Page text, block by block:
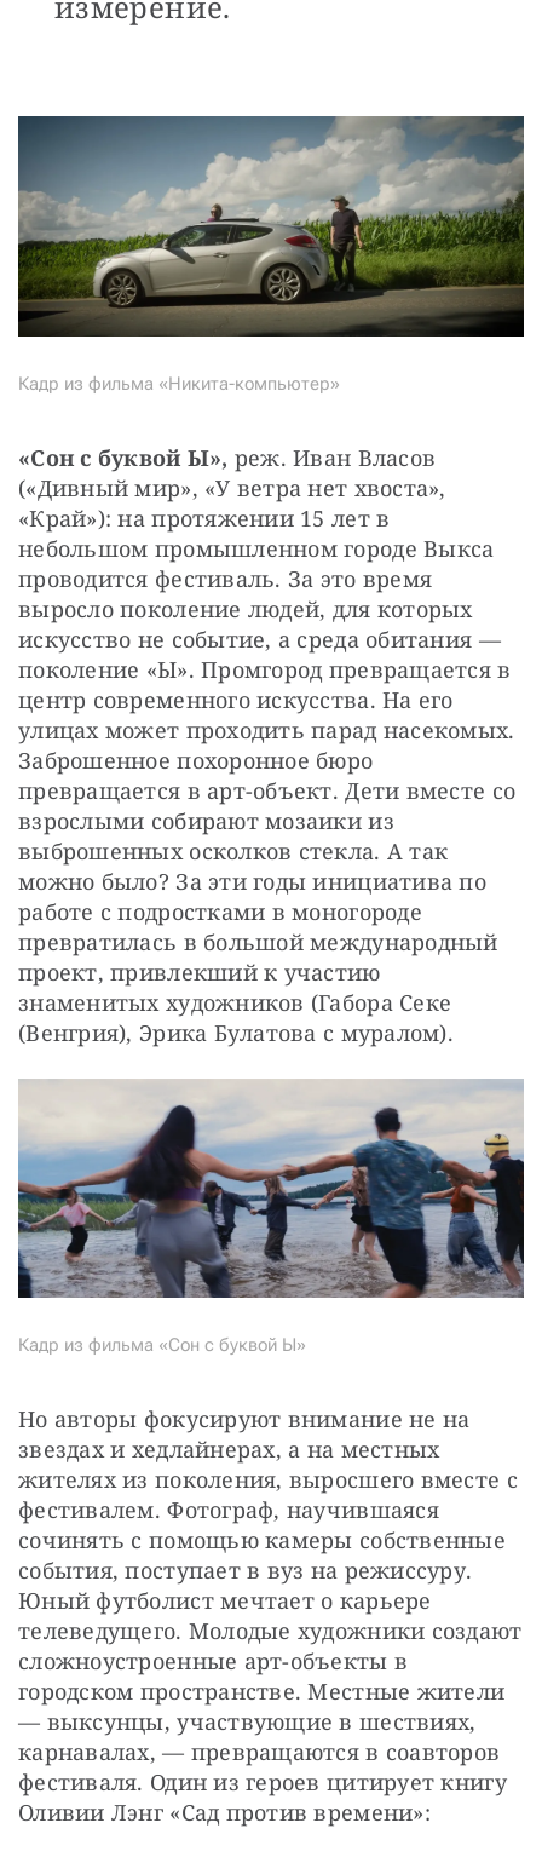
Кадр из фильма «Никита-компьютер»
«Сон с буквой Ы», реж. Иван Власов
(«Дивный мир», «У ветра нет хвоста»,
«Край»): на протяжении 15 лет в
небольшом промышленном городе Выкса
проводится фестиваль. За это время
выросло поколение людей, для которых
искусство не событие, а среда обитания —
поколение «Ы». Промгород превращается в
центр современного искусства. На его
улицах может проходить парад насекомых.
Заброшенное похоронное бюро
превращается в арт-объект. Дети вместе со
взрослыми собирают мозаики из
выброшенных осколков стекла. А так
можно было? За эти годы инициатива по
работе с подростками в моногороде
превратилась в большой международный
проект, привлекший к участию
знаменитых художников (Габора Секе
(Венгрия), Эрика Булатова с муралом).
Кадр из фильма «Сон с буквой Ы»
Но авторы фокусируют внимание не на
звездах и хедлайнерах, а на местных
жителях из поколения, выросшего вместе с
фестивалем. Фотограф, научившаяся
сочинять с помощью камеры собственные
события, поступает в вуз на режиссуру.
Юный футболист мечтает о карьере
телеведущего. Молодые художники создают
сложноустроенные арт-объекты в
городском пространстве. Местные жители
— выксунцы, участвующие в шествиях,
карнавалах, — превращаются в соавторов
фестиваля. Один из героев цитирует книгу
Оливии Лэнг «Сад против времени»: